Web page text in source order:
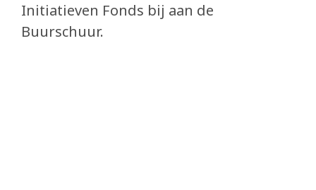
Initiatieven Fonds bij aan de
Buurschuur.